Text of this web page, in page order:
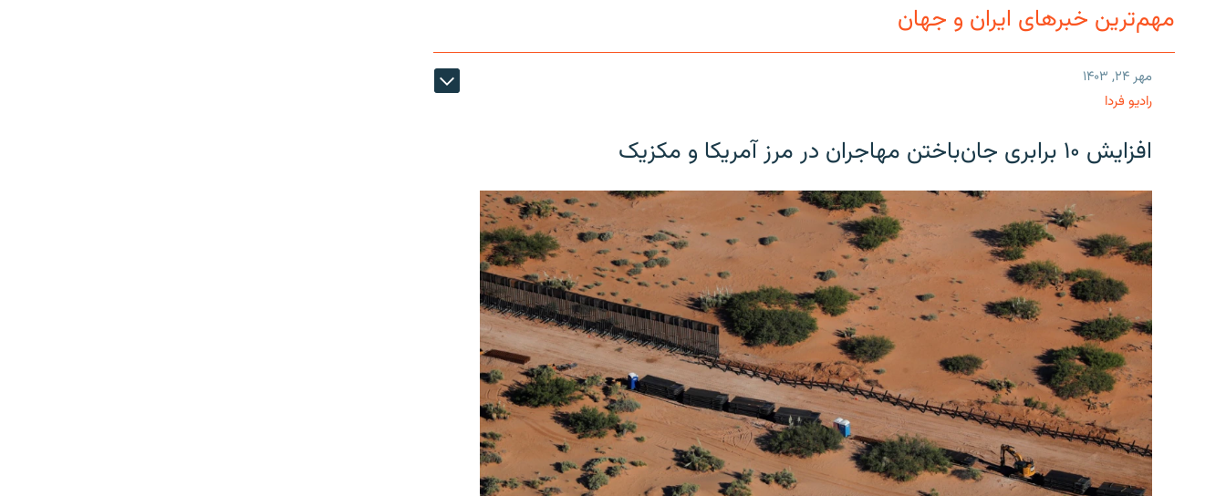
مهم‌ترین خبرهای ایران و جهان
مهر ۲۴, ۱۴۰۳
رادیو فردا
افزایش ۱۰ برابری جان‌باختن مهاجران در مرز آمریکا و مکزیک